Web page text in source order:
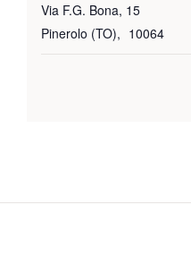
Via F.G. Bona, 15
Pinerolo (TO), 10064